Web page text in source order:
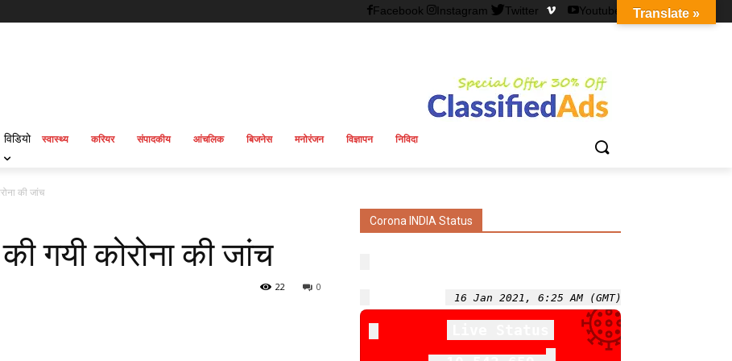
Facebook Instagram Twitter Youtube
विडियो स्वास्थ्य करियर संपादकीय आंचलिक बिजनेस मनोरंजन विज्ञापन निविदा
की जांच
गयी कोरोना की जांच
0
22
Corona INDIA Status
16 Jan 2021, 6:25 AM (GMT)
Translate »